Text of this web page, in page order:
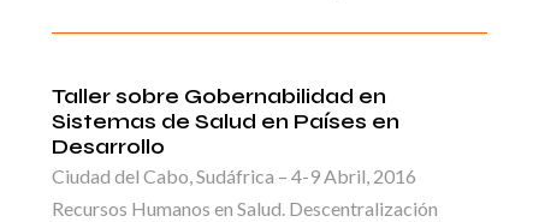
Taller sobre Gobernabilidad en
Sistemas de Salud en Países en
Desarrollo
Ciudad del Cabo, Sudáfrica – 4-9 Abril, 2016
Recursos Humanos en Salud. Descentralización